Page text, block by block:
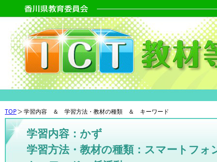
TOP 学習内容 ＆ 学習方法・教材の種類 ＆ キーワード
学習内容：かず
学習方法・教材の種類：スマートフォ